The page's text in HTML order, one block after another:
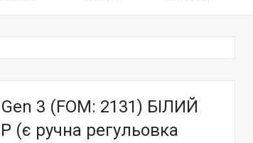
3 (FOM: 2131) БІЛИЙ
(є ручна регульовка